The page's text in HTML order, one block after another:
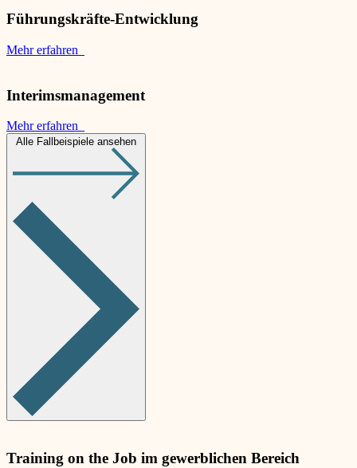
Führungskräfte-Entwicklung
Mehr erfahren
Interimsmanagement
Mehr erfahren
Alle Fallbeispiele ansehen
Training on the Job im gewerblichen Bereich